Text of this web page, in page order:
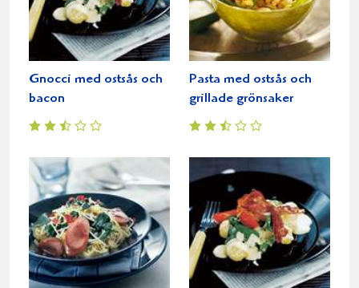
Gnocci med ostsås och
bacon
Pasta med ostsås och
grillade grönsaker